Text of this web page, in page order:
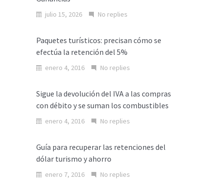
julio 15, 2026 No replies
Paquetes turísticos: precisan cómo se
efectúa la retención del 5%
enero 4, 2016 No replies
Sigue la devolución del IVA a las compras
con débito y se suman los combustibles
enero 4, 2016 No replies
Guía para recuperar las retenciones del
dólar turismo y ahorro
enero 7, 2016 No replies